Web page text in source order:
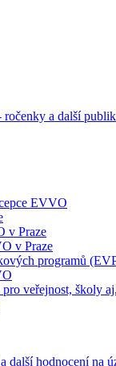
a další
EVVO
v Praze
v Praze
programů
veřejnost, školy aj.
další hodnocení na